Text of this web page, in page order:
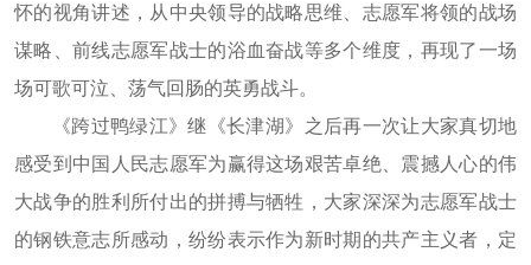
怀的视角讲述，从中央领导的战略思维、志愿军将领的战场
谋略、前线志愿军战士的浴血奋战等多个维度，再现了一场
场可歌可泣、荡气回肠的英勇战斗。
《跨过鸭绿江》继《长津湖》之后再一次让大家真切地
感受到中国人民志愿军为赢得这场艰苦卓绝、震撼人心的伟
大战争的胜利所付出的拼搏与牺牲，大家深深为志愿军战士
的钢铁意志所感动，纷纷表示作为新时期的共产主义者，定